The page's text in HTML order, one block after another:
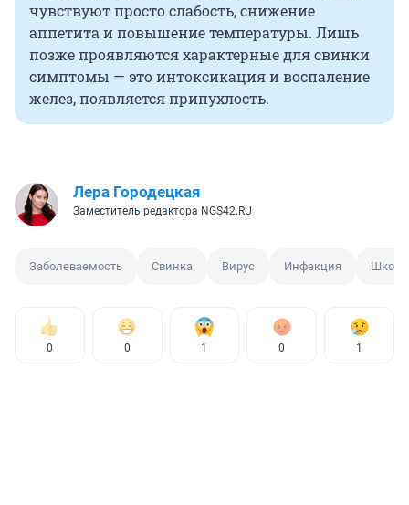
чувствуют просто слабость, снижение
аппетита и повышение температуры. Лишь
позже проявляются характерные для свинки
симптомы — это интоксикация и воспаление
желез, появляется припухлость.
Лера Городецкая
Заместитель редактора NGS42.RU
Заболеваемость Свинка Вирус Инфекция
0 0 1 0 1